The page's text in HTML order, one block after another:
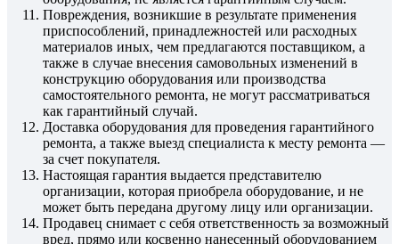
Повреждения, возникшие в результате применения
приспособлений, принадлежностей или расходных
материалов иных, чем предлагаются поставщиком, а
также в случае внесения самовольных изменений в
конструкцию оборудования или производства
самостоятельного ремонта, не могут рассматриваться
как гарантийный случай.
Доставка оборудования для проведения гарантийного
ремонта, а также выезд специалиста к месту ремонта —
за счет покупателя.
Настоящая гарантия выдается представителю
организации, которая приобрела оборудование, и не
может быть передана другому лицу или организации.
Продавец снимает с себя ответственность за возможный
вред, прямо или косвенно нанесенный оборудованием